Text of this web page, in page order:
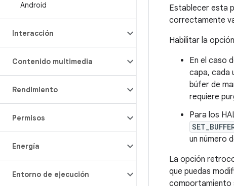
Android
Interacción
Contenido multimedia
Rendimiento
Permisos
Energía
Entorno de ejecución
Establecer esta
correctamente
Habilitar la
En el caso
capa, cada
búfer de
requiere
Para los
un número
La opción
que puedas
comportamiento